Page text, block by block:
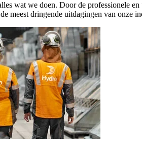
wat we doen. Door de professionele
meest dringende uitdagingen van onze